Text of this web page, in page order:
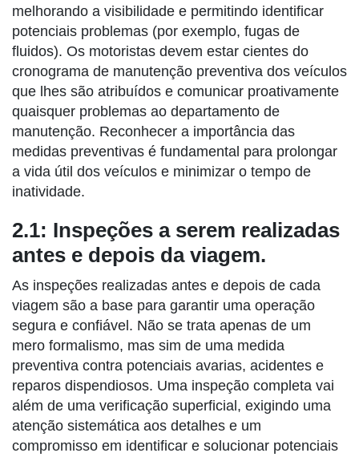
melhorando a visibilidade e permitindo identificar
potenciais problemas (por exemplo, fugas de
fluidos). Os motoristas devem estar cientes do
cronograma de manutenção preventiva dos veículos
que lhes são atribuídos e comunicar proativamente
quaisquer problemas ao departamento de
manutenção. Reconhecer a importância das
medidas preventivas é fundamental para prolongar
a vida útil dos veículos e minimizar o tempo de
inatividade.
2.1: Inspeções a serem realizadas
antes e depois da viagem.
As inspeções realizadas antes e depois de cada
viagem são a base para garantir uma operação
segura e confiável. Não se trata apenas de um
mero formalismo, mas sim de uma medida
preventiva contra potenciais avarias, acidentes e
reparos dispendiosos. Uma inspeção completa vai
além de uma verificação superficial, exigindo uma
atenção sistemática aos detalhes e um
compromisso em identificar e solucionar potenciais